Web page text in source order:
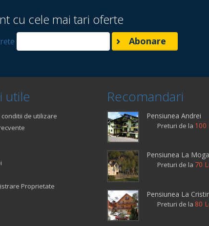
cu cele mai tari oferte
utile
de utilizare
Proprietate
Recomandari
Pensiunea Andrei
Preturi de la 100
Pensiunea La
Preturi de la 70
Pensiunea La
Preturi de la 80